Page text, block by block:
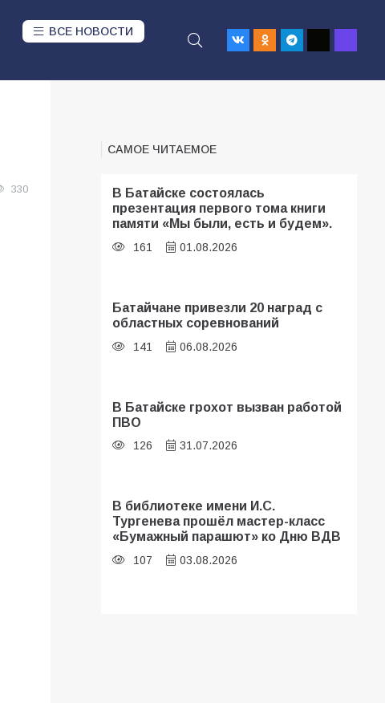
ВСЕ НОВОСТИ
330
САМОЕ ЧИТАЕМОЕ
В Батайске состоялась
презентация первого тома книги
памяти «Мы были, есть и будем».
161 01.08.2026
Батайчане привезли 20 наград с
областных соревнований
141 06.08.2026
В Батайске грохот вызван работой
ПВО
126 31.07.2026
В библиотеке имени И.С.
Тургенева прошёл мастер-класс
«Бумажный парашют» ко Дню ВДВ
107 03.08.2026